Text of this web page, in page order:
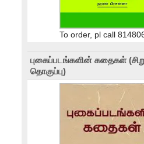
To order, pl call
புகைப்படங்களின் கதைகள்
தொகுப்பு)